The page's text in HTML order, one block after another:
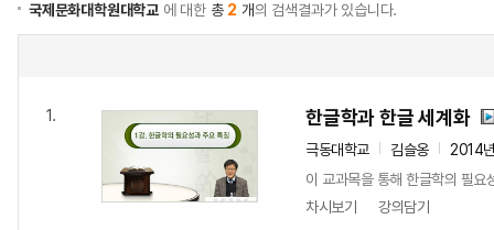
국제문화대학원대학교 에 대한 총 2 개의 검색결과가 있습니다.
1. 한글학과 한글 세계화
극동대학교 김슬옹
2014
이 교과목을 통해 한글학의 필요
차시보기
강의담기